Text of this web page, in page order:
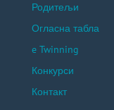
Родитељи
Огласна табла
e Twinning
Конкурси
Контакт